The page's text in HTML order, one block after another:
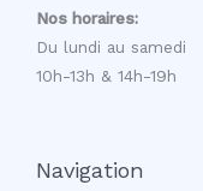
Nos horaires:
Du lundi au samedi
10h-13h & 14h-19h
Navigation